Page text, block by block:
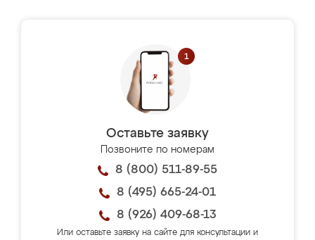
Оставьте заявку
Позвоните по номерам
8 (800) 511-89-55
8 (495) 665-24-01
8 (926) 409-68-13
Или оставьте заявку на сайте для консультации и